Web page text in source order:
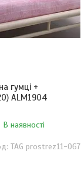
гумці +
ALM1904
В наявності
TAG prostrez11-067